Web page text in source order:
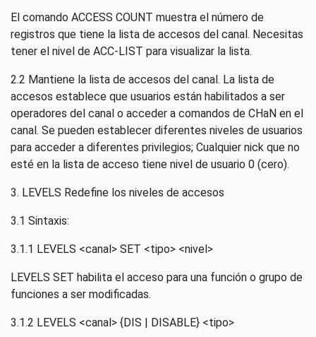
El comando ACCESS COUNT muestra el número de
registros que tiene la lista de accesos del canal. Necesitas
tener el nivel de ACC-LIST para visualizar la lista.
2.2 Mantiene la lista de accesos del canal. La lista de
accesos establece que usuarios están habilitados a ser
operadores del canal o acceder a comandos de CHaN en el
canal. Se pueden establecer diferentes niveles de usuarios
para acceder a diferentes privilegios; Cualquier nick que no
esté en la lista de acceso tiene nivel de usuario 0 (cero).
3. LEVELS Redefine los niveles de accesos
3.1 Sintaxis:
3.1.1 LEVELS <canal> SET <tipo> <nivel>
LEVELS SET habilita el acceso para una función o grupo de
funciones a ser modificadas.
3.1.2 LEVELS <canal> {DIS | DISABLE} <tipo>